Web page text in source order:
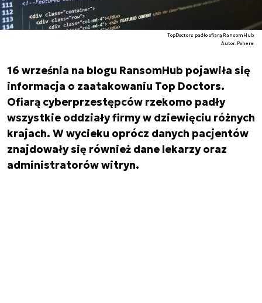
TopDoctors padło ofiarą RansomHub
Autor. Pxhere
16 września na blogu RansomHub pojawiła się
informacja o zaatakowaniu Top Doctors.
Ofiarą cyberprzestępców rzekomo padły
wszystkie oddziały firmy w dziewięciu różnych
krajach. W wycieku oprócz danych pacjentów
znajdowały się również dane lekarzy oraz
administratorów witryn.